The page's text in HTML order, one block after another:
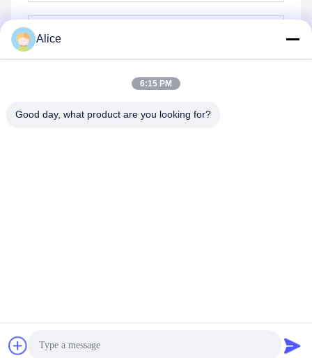
送信する
中国の良質 カービッドフライディングツール 製造者。版権
の© 2018-2026 carbideend-mill.com . 複製権所有。
Alice
6:15 PM
Good day, what product are you looking for?